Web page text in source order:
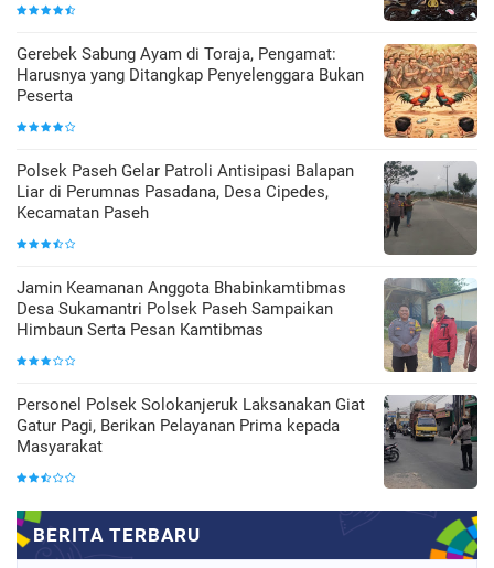
Gerebek Sabung Ayam di Toraja, Pengamat:
Harusnya yang Ditangkap Penyelenggara Bukan
Peserta
Polsek Paseh Gelar Patroli Antisipasi Balapan
Liar di Perumnas Pasadana, Desa Cipedes,
Kecamatan Paseh
Jamin Keamanan Anggota Bhabinkamtibmas
Desa Sukamantri Polsek Paseh Sampaikan
Himbaun Serta Pesan Kamtibmas
Personel Polsek Solokanjeruk Laksanakan Giat
Gatur Pagi, Berikan Pelayanan Prima kepada
Masyarakat